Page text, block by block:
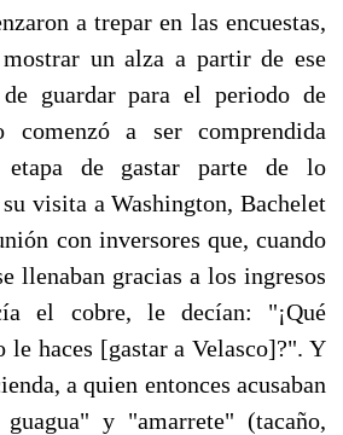
a trepar en las encuestas,
un alza a partir de ese
guardar para el periodo de
comenzó a ser comprendida
de gastar parte de lo
visita a Washington, Bachelet
con inversores que, cuando
llenaban gracias a los ingresos
el cobre, le decían: "¡Qué
le haces [gastar a Velasco]?". Y
a quien entonces acusaban
y "amarrete" (tacaño,